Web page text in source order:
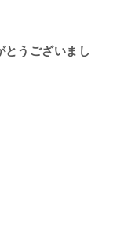
とうございまし